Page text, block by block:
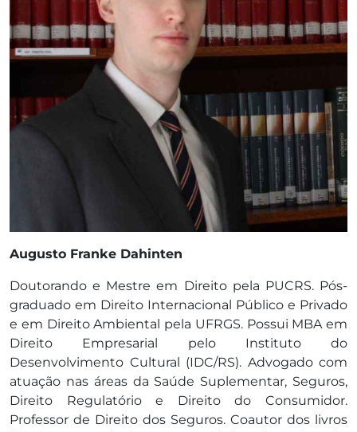
Augusto Franke Dahinten
Doutorando e Mestre em Direito pela PUCRS. Pós-
graduado em Direito Internacional Público e Privado
e em Direito Ambiental pela UFRGS. Possui MBA em
Direito Empresarial pelo Instituto do
Desenvolvimento Cultural (IDC/RS). Advogado com
atuação nas áreas da Saúde Suplementar, Seguros,
Direito Regulatório e Direito do Consumidor.
Professor de Direito dos Seguros. Coautor dos livros